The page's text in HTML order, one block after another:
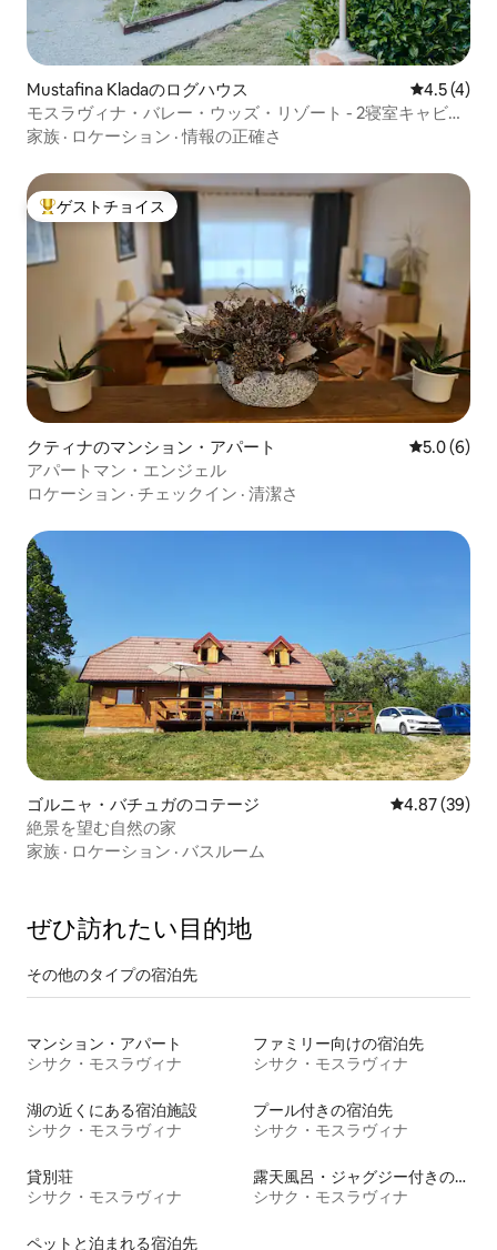
Mustafina Kladaのログハウス レビュー4
4.5 (4)
モスラヴィナ・バレー・ウッズ・リゾート - 2寝室キャビン
ハウスB
家族 · ロケーション ·情報の正確さ
大好評のゲストチョイスです。
ゲストチョイス
クティナのマンション・アパート レビュー6
5.0 (6)
アパートマン・エンジェル
ロケーション · チェックイン · 清潔さ
ゴルニャ・バチュガのコテージ レビュー39
4.87 (39)
絶景を望む自然の家
家族 · ロケーション · バスルーム
ぜひ訪⁠れ⁠た⁠い目⁠的⁠地
その他のタ⁠イ⁠プ⁠の宿⁠泊⁠先
マンション・アパート
シサク・モスラヴィナ
ファミリー向けの宿泊先
シサク・モスラヴィナ
湖の近くにある宿泊施設
シサク・モスラヴィナ
プール付きの宿泊先
シサク・モスラヴィナ
貸別荘
シサク・モスラヴィナ
露天風呂・ジャグジー付きの宿泊施設
シサク・モスラヴィナ
ペットと泊まれる宿泊先